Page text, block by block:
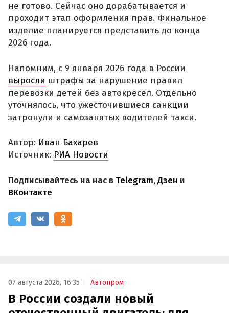
не готово. Сейчас оно дорабатывается и
проходит этап оформления прав. Финальное
изделие планируется представить до конца
2026 года.
Напомним, с 9 января 2026 года в России
выросли штрафы за нарушение правил
перевозки детей без автокресел. Отдельно
уточнялось, что ужесточившиеся санкции
затронули и самозанятых водителей такси.
Автор: Иван Бахарев
Источник: РИА Новости
Подписывайтесь на нас в Telegram,Дзен и
ВКонтакте
07 августа 2026, 16:35 Автопром
В России создали новый